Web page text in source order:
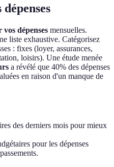
vos dépenses mensuelles.
liste exhaustive. Catégorisez
: fixes (loyer, assurances,
loisirs). Une étude menée
a révélé que 40% des dépenses
en raison d'un manque de
des derniers mois pour mieux
pour les dépenses